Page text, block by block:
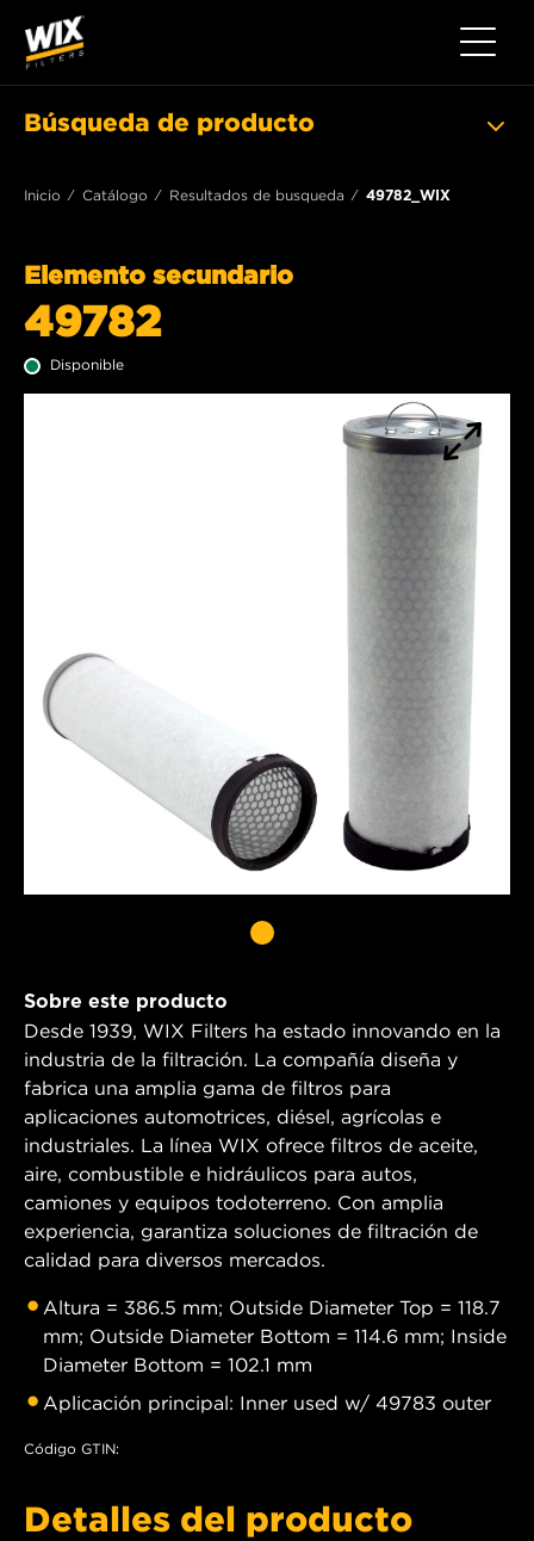
Toggle
Búsqueda de producto
Inicio Catálogo Resultados de busqueda 49782_WIX
Elemento secundario
49782
Disponible
Sobre este producto
Desde 1939, WIX Filters ha estado innovando en la
industria de la filtración. La compañía diseña y
fabrica una amplia gama de filtros para
aplicaciones automotrices, diésel, agrícolas e
industriales. La línea WIX ofrece filtros de aceite,
aire, combustible e hidráulicos para autos,
camiones y equipos todoterreno. Con amplia
experiencia, garantiza soluciones de filtración de
calidad para diversos mercados.
Altura = 386.5 mm; Outside Diameter Top = 118.7
mm; Outside Diameter Bottom = 114.6 mm; Inside
Diameter Bottom = 102.1 mm
Aplicación principal: Inner used w/ 49783 outer
Código GTIN:
Detalles del producto